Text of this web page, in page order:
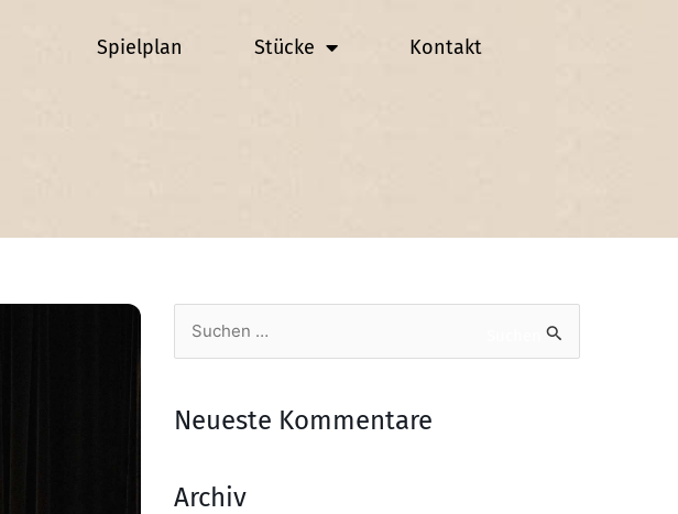
Spielplan Stücke Kontakt
Suchen
nach:
Neueste Kommentare
Archiv